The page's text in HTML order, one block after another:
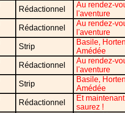
Rédactionnel
Au rendez-
l'aventure
Rédactionnel
Au rendez-
l'aventure
Strip
Basile,
Amédée
Rédactionnel
Au rendez-
l'aventure
Strip
Basile,
Amédée
Rédactionnel
Et
saurez !